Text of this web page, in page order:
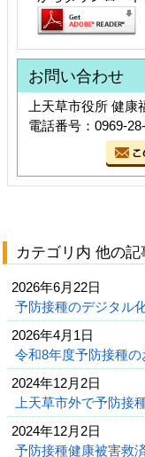
お問い合わせ
上天草市役所 健
電話番号：0969-
カテゴリ内 他の記
2026年6月22日
予防接種のデジタル
2026年4月1日
令和8年度予防接種
2024年12月2日
上天草市外で予防接
2024年12月2日
予防接種健康被害救